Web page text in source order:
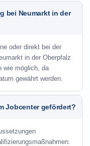
bei Neumarkt in der
oder direkt bei der
in der Oberpfalz
wie möglich, da
gewährt werden.
Jobcenter gefördert?